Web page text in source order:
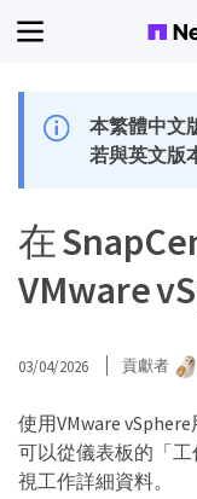
本繁體中文
若與英文版
在
VMware
03/04/2026 貢獻者
使用VMware
可以從儀表板的「
視工作詳細資料。